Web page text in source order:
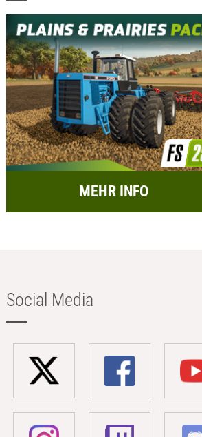
MEHR INFO
Social Media